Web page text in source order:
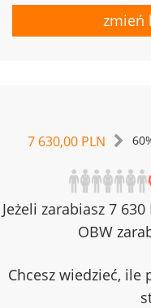
zmień
7 630,00 PLN
Jeżeli zarabiasz 7
OBW
Chcesz wiedzieć,